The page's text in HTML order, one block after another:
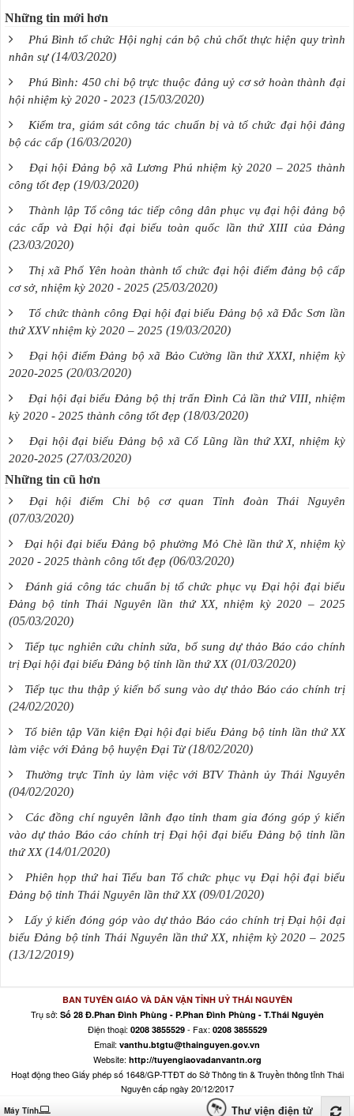
Những tin mới hơn
Phú Bình tổ chức Hội nghị cán bộ chủ chốt thực hiện quy trình
nhân sự (14/03/2020)
Phú Bình: 450 chi bộ trực thuộc đảng uỷ cơ sở hoàn thành đại
hội nhiệm kỳ 2020 - 2023 (15/03/2020)
Kiểm tra, giám sát công tác chuẩn bị và tổ chức đại hội đảng
bộ các cấp (16/03/2020)
Đại hội Đảng bộ xã Lương Phú nhiệm kỳ 2020 – 2025 thành
công tốt đẹp (19/03/2020)
Thành lập Tổ công tác tiếp công dân phục vụ đại hội đảng bộ
các cấp và Đại hội đại biểu toàn quốc lần thứ XIII của Đảng
(23/03/2020)
Thị xã Phổ Yên hoàn thành tổ chức đại hội điểm đảng bộ cấp
cơ sở, nhiệm kỳ 2020 - 2025 (25/03/2020)
Tổ chức thành công Đại hội đại biểu Đảng bộ xã Đắc Sơn lần
thứ XXV nhiệm kỳ 2020 – 2025 (19/03/2020)
Đại hội điểm Đảng bộ xã Bảo Cường lần thứ XXXI, nhiệm kỳ
2020-2025 (20/03/2020)
Đại hội đại biểu Đảng bộ thị trấn Đình Cả lần thứ VIII, nhiệm
kỳ 2020 - 2025 thành công tốt đẹp (18/03/2020)
Đại hội đại biểu Đảng bộ xã Cổ Lũng lần thứ XXI, nhiệm kỳ
2020-2025 (27/03/2020)
Những tin cũ hơn
Đại hội điểm Chi bộ cơ quan Tỉnh đoàn Thái Nguyên
(07/03/2020)
Đại hội đại biểu Đảng bộ phường Mỏ Chè lần thứ X, nhiệm kỳ
2020 - 2025 thành công tốt đẹp (06/03/2020)
Đánh giá công tác chuẩn bị tổ chức phục vụ Đại hội đại biểu
Đảng bộ tỉnh Thái Nguyên lần thứ XX, nhiệm kỳ 2020 – 2025
(05/03/2020)
Tiếp tục nghiên cứu chỉnh sửa, bổ sung dự thảo Báo cáo chính
trị Đại hội đại biểu Đảng bộ tỉnh lần thứ XX (01/03/2020)
Tiếp tục thu thập ý kiến bổ sung vào dự thảo Báo cáo chính trị
(24/02/2020)
Tổ biên tập Văn kiện Đại hội đại biểu Đảng bộ tỉnh lần thứ XX
làm việc với Đảng bộ huyện Đại Từ (18/02/2020)
Thường trực Tỉnh ủy làm việc với BTV Thành ủy Thái Nguyên
(04/02/2020)
Các đồng chí nguyên lãnh đạo tỉnh tham gia đóng góp ý kiến
vào dự thảo Báo cáo chính trị Đại hội đại biểu Đảng bộ tỉnh lần
thứ XX (14/01/2020)
Phiên họp thứ hai Tiểu ban Tổ chức phục vụ Đại hội đại biểu
Đảng bộ tỉnh Thái Nguyên lần thứ XX (09/01/2020)
Lấy ý kiến đóng góp vào dự thảo Báo cáo chính trị Đại hội đại
biểu Đảng bộ tỉnh Thái Nguyên lần thứ XX, nhiệm kỳ 2020 – 2025
(13/12/2019)
BAN TUYÊN GIÁO VÀ DÂN VẬN TỈNH UỶ THÁI NGUYÊN
Trụ sở: Số 28 Đ.Phan Đình Phùng - P.Phan Đình Phùng - T.Thái Nguyên
Điện thoại: 0208 3855529- Fax: 0208 3855529
Email: vanthu.btgtu@thainguyen.gov.vn
Website: http://tuyengiaovadanvantn.org
Hoạt động theo Giấy phép số 1648/GP-TTĐT do Sở Thông tin & Truyền thông tỉnh Thái
Nguyên cấp ngày 20/12/2017
Máy Tính Thư viện điện tử